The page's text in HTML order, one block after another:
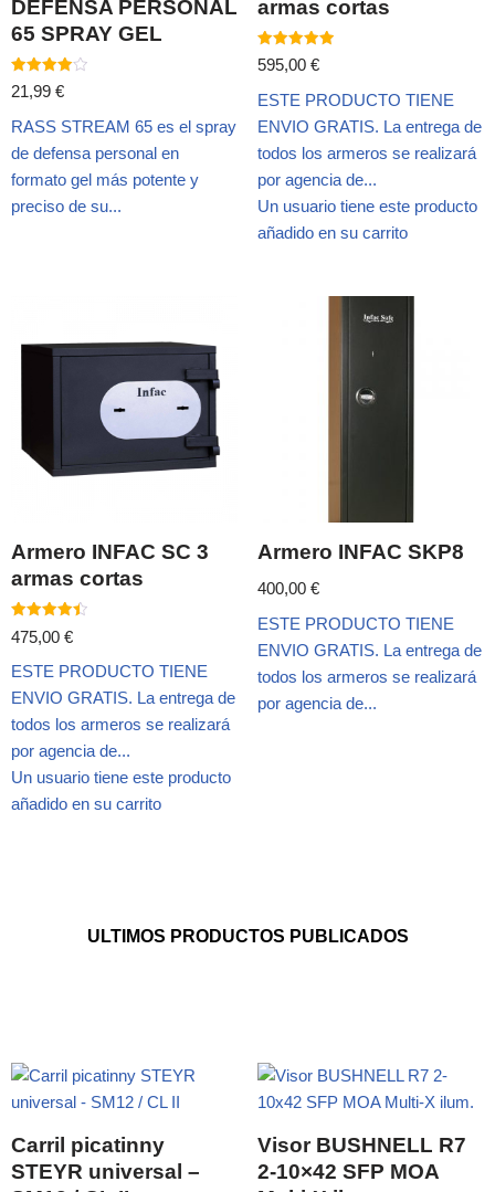
DEFENSA PERSONAL
65 SPRAY GEL
Valorado
con
de 5
21,99 €
RASS STREAM 65 es el spray
de defensa personal en
formato gel más potente y
preciso de su...
armas cortas
Valorado
con
de 5
595,00 €
ESTE PRODUCTO TIENE
ENVIO GRATIS. La entrega de
todos los armeros se realizará
por agencia de...
Un usuario tiene este producto
añadido en su carrito
Armero INFAC SC 3
armas cortas
Valorado
con
de 5
475,00 €
ESTE PRODUCTO TIENE
ENVIO GRATIS. La entrega de
todos los armeros se realizará
por agencia de...
Un usuario tiene este producto
añadido en su carrito
Armero INFAC SKP8
400,00 €
ESTE PRODUCTO TIENE
ENVIO GRATIS. La entrega de
todos los armeros se realizará
por agencia de...
ULTIMOS PRODUCTOS PUBLICADOS
Carril picatinny
STEYR universal –
Visor BUSHNELL R7
2-10×42 SFP MOA